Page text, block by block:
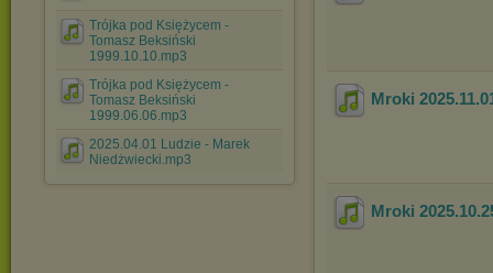
Trójka pod Księżycem -
Tomasz Beksiński
1999.10.10.mp3
Trójka pod Księżycem -
Tomasz Beksiński
1999.06.06.mp3
2025.04.01 Ludzie - Marek
Niedżwiecki.mp3
Mroki
Mroki